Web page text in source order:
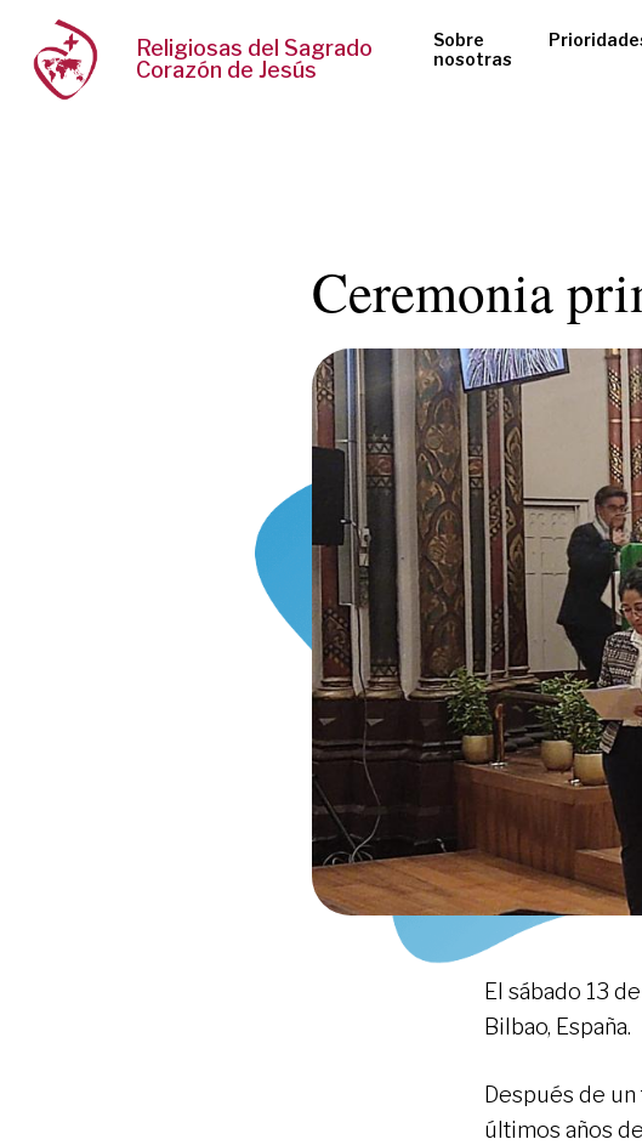
Religiosas del Sagrado
Corazón de Jesús
Sobre
nosotras
Ceremonia
El sábado 13
Bilbao, España.
Después de
últimos años